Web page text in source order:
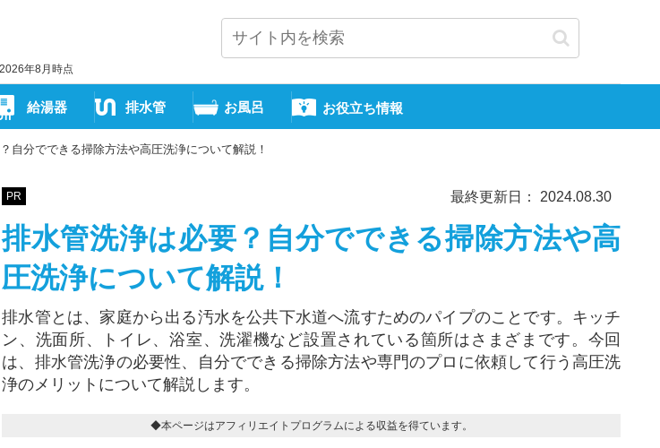
年8月時点
給湯器 排水管 お風呂 お役立ち情報
自分でできる掃除方法や高圧洗浄について解説！
PR 最終更新日： 2024.08.30
排水管洗浄は必要？自分でできる掃除方法や高
圧洗浄について解説！
排水管とは、家庭から出る汚水を公共下水道へ流すためのパイプのことです。キッチ
ン、洗面所、トイレ、浴室、洗濯機など設置されている箇所はさまざまです。今回
は、排水管洗浄の必要性、自分でできる掃除方法や専門のプロに依頼して行う高圧洗
浄のメリットについて解説します。
◆本ページはアフィリエイトプログラムによる収益を得ています。